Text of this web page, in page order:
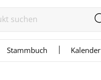
Stammbuch Kalender